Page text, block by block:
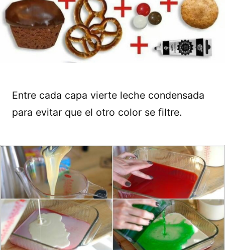
Entre cada capa vierte leche condensada
para evitar que el otro color se filtre.